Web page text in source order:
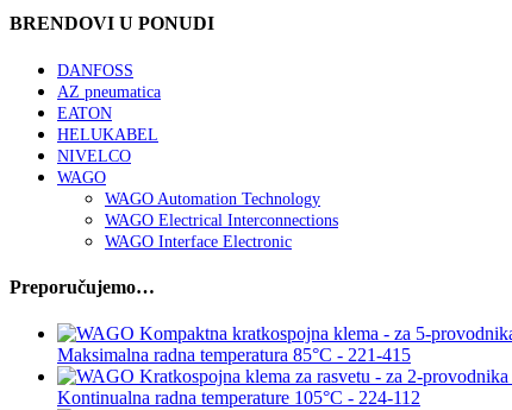
BRENDOVI U PONUDI
DANFOSS
AZ pneumatica
EATON
HELUKABEL
NIVELCO
WAGO
WAGO Automation Technology
WAGO Electrical Interconnections
WAGO Interface Electronic
Preporučujemo…
Maksimalna radna temperatura 85°C - 221-415
Kontinualna radna temperature 105°C - 224-112